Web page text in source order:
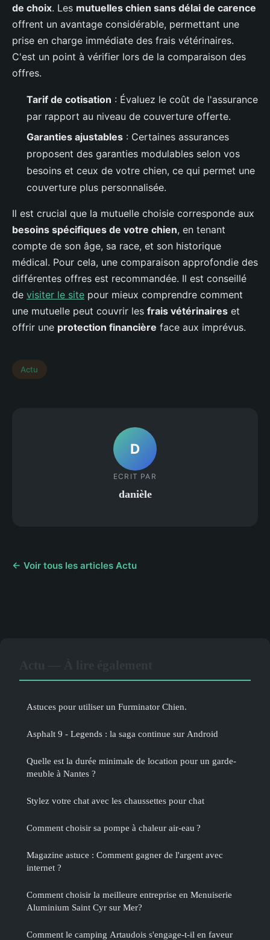
de choix. Les mutuelles chien sans délai de carence
offrent un avantage considérable, permettant une
prise en charge immédiate des frais vétérinaires.
C'est un point à vérifier lors de la comparaison des
offres.
Tarif de cotisation : Évaluez le coût de l'assurance
par rapport au niveau de couverture offerte.
Garanties ajustables : Certaines assurances
proposent des garanties modulables selon vos
besoins et ceux de votre chien, ce qui permet une
couverture plus personnalisée.
Il est crucial que la mutuelle choisie corresponde aux
besoins spécifiques de votre chien, en tenant
compte de son âge, sa race, et son historique
médical. Pour cela, une comparaison approfondie des
différentes offres est recommandée. Il est conseillé
de visiter le site pour mieux comprendre comment
une mutuelle peut couvrir les frais vétérinaires et
offrir une protection financière face aux imprévus.
Actu
D
ECRIT PAR
danièle
← Voir tous les articles Actu
Astuces pour utiliser un Furminator Chien.
Asphalt 9 - Legends : la saga continue sur Android
Quelle est la durée minimale de location pour un garde-
meuble à Nantes ?
Stylez votre chat avec les chaussettes pour chat
Comment choisir sa pompe à chaleur air-eau ?
Magazine astuce : Comment gagner de l'argent avec
internet ?
Comment choisir la meilleure entreprise en Menuiserie
Aluminium Saint Cyr sur Mer?
Comment le camping Artaudois s'engage-t-il en faveur